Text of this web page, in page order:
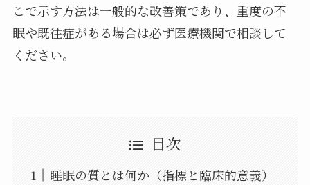
こで示す方法は一般的な改善策であり、重度の不
眠や既往症がある場合は必ず医療機関で相談して
ください。
目次
睡眠の質とは何か（指標と臨床的意義）